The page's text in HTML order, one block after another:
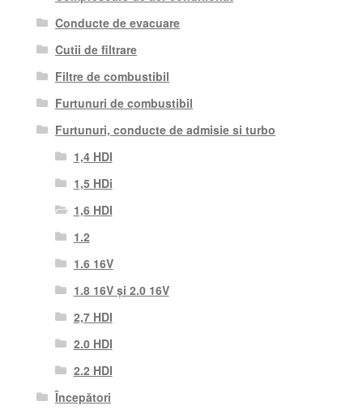
Conducte de evacuare
Cutii de filtrare
Filtre de combustibil
Furtunuri de combustibil
Furtunuri, conducte de admisie si turbo
1,4 HDI
1,5 HDi
1,6 HDI
1.2
1.6 16V
1.8 16V și 2.0 16V
2,7 HDI
2.0 HDI
2.2 HDI
Începători